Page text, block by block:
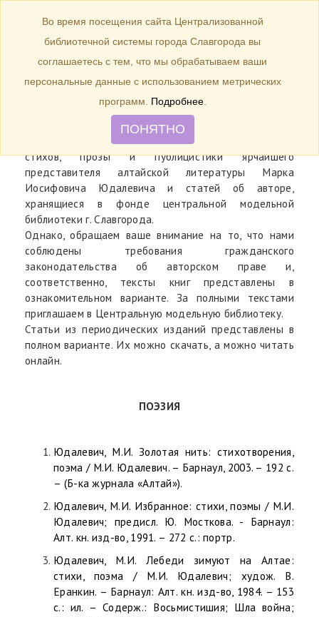
Toggle
navigation
БИБЛИОТЕКА
«В Алтай я врос корнями…»
На виртуальную книжную выставку помещены тексты
стихов, прозы и публицистики ярчайшего
представителя алтайской литературы Марка
Иосифовича Юдалевича и статей об авторе,
хранящиеся в фонде центральной модельной
библиотеки г. Славгорода.
Однако, обращаем ваше внимание на то, что нами
соблюдены требования гражданского
законодательства об авторском праве и,
соответственно, тексты книг представлены в
ознакомительном варианте. За полными текстами
приглашаем в Центральную модельную библиотеку.
Статьи из периодических изданий представлены в
полном варианте. Их можно скачать, а можно читать
онлайн.
ПОЭЗИЯ
Юдалевич, М.И. Золотая нить: стихотворения,
поэма / М.И. Юдалевич. – Барнаул, 2003. – 192 с.
– (Б-ка журнала «Алтай»).
Юдалевич, М.И. Избранное: стихи, поэмы / М.И.
Юдалевич; предисл. Ю. Мосткова. - Барнаул:
Алт. кн. изд-во, 1991. – 272 с.: портр.
Юдалевич, М.И. Лебеди зимуют на Алтае:
стихи, поэма / М.И. Юдалевич; худож. В.
Еранкин. – Барнаул: Алт. кн. изд-во, 1984. – 153
с.: ил. – Содерж.: Восьмистишия; Шла война;
Во время посещения сайта Централизованной
библиотечной системы города Славгорода вы
соглашаетесь с тем, что мы обрабатываем ваши
персональные данные с использованием метрических
программ. Подробнее.
ПОНЯТНО